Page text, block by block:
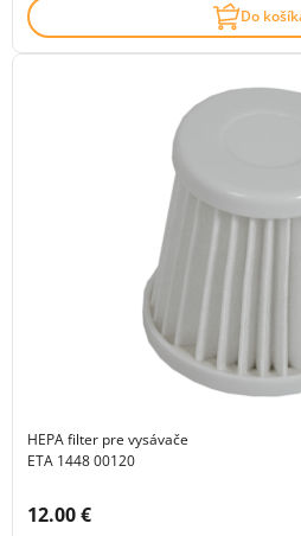
Do
HEPA filter pre vysávače
ETA 1448 00120
Cena s DPH:
12.00 €